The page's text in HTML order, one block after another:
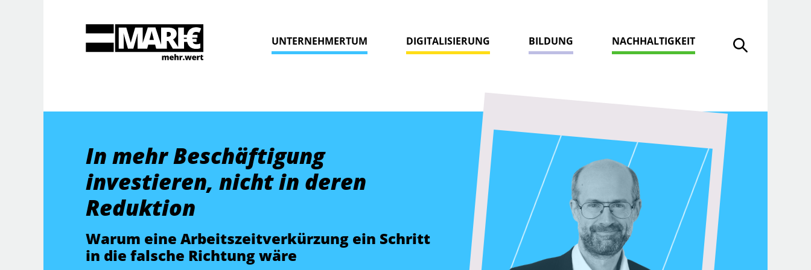
Suche öffnen
Suche
UNTERNEHMERTUM DIGITALISIERUNG BILDUNG NACHHALTIGKEIT
In mehr Beschäftigung
investieren, nicht in deren
Reduktion
Warum eine Arbeitszeitverkürzung ein Schritt
in die falsche Richtung wäre